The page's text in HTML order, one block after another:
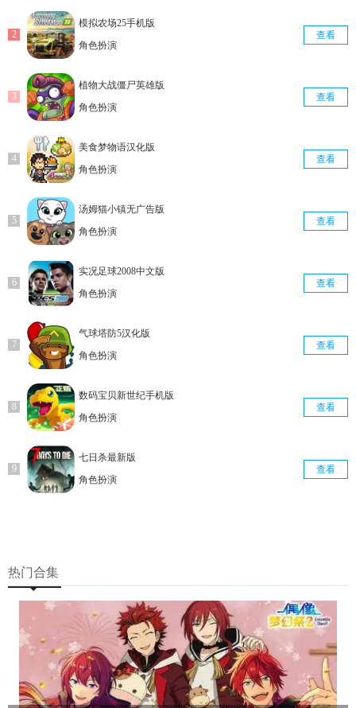
模拟农场25手机版
角色扮演
查看
植物大战僵尸英雄版
角色扮演
查看
美食梦物语汉化版
角色扮演
查看
汤姆猫小镇无广告版
角色扮演
查看
实况足球2008中文版
角色扮演
查看
气球塔防5汉化版
角色扮演
查看
数码宝贝新世纪手机版
角色扮演
查看
七日杀最新版
角色扮演
查看
热门合集